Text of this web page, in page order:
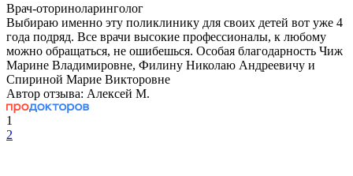
Врач-оториноларинголог
Выбираю именно эту поликлинику для своих детей вот уже 4
года подряд. Все врачи высокие профессионалы, к любому
можно обращаться, не ошибешься. Особая благодарность Чиж
Марине Владимировне, Филину Николаю Андреевичу и
Спириной Марие Викторовне
Автор отзыва: Алексей М.
1
2